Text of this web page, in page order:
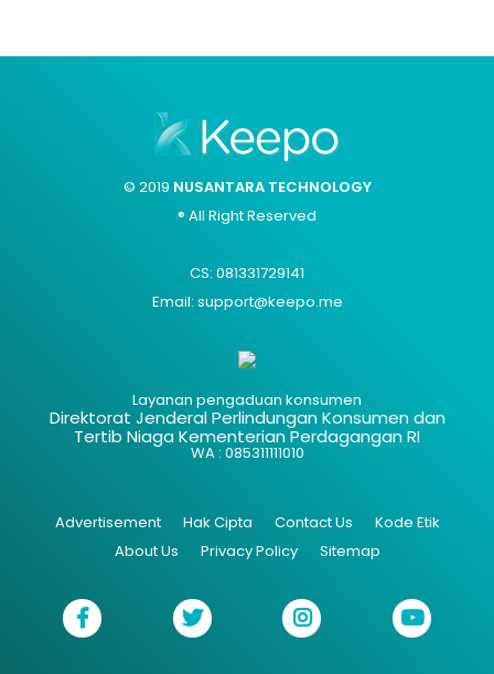
© 2019 NUSANTARA TECHNOLOGY
® All Right Reserved
CS: 081331729141
Email: support@keepo.me
Layanan pengaduan konsumen
Direktorat Jenderal Perlindungan Konsumen dan
Tertib Niaga Kementerian Perdagangan RI
WA : 085311111010
Advertisement Hak Cipta Contact Us
Kode Etik
About Us
Privacy Policy Sitemap